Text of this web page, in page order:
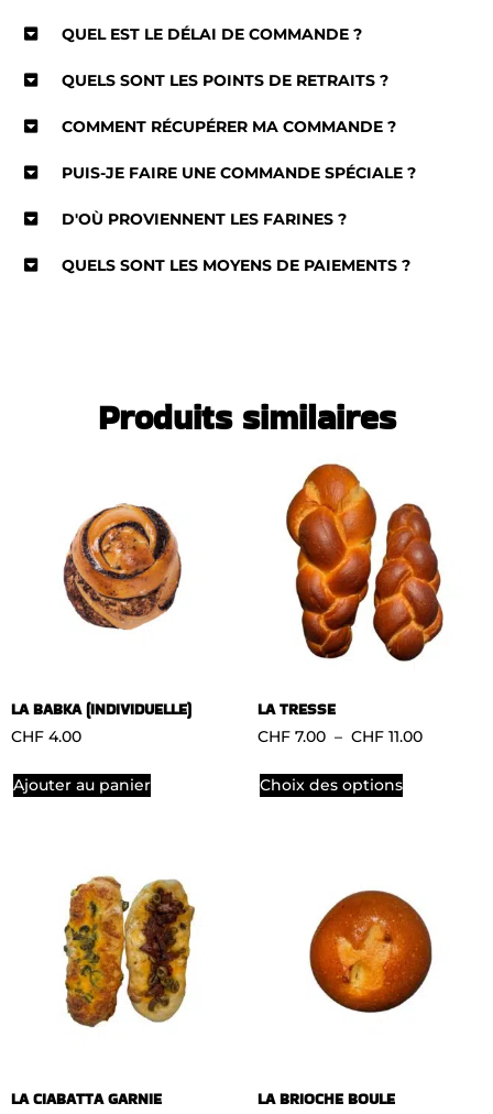
QUEL EST LE DÉLAI DE COMMANDE ?
QUELS SONT LES POINTS DE RETRAITS ?
COMMENT RÉCUPÉRER MA COMMANDE ?
PUIS-JE FAIRE UNE COMMANDE SPÉCIALE ?
D'OÙ PROVIENNENT LES FARINES ?
QUELS SONT LES MOYENS DE PAIEMENTS ?
Produits similaires
LA BABKA (INDIVIDUELLE)
CHF 4.00
Ajouter au panier
LA TRESSE
CHF 7.00 – CHF 11.00
Choix des options
LA CIABATTA GARNIE LA BRIOCHE BOULE